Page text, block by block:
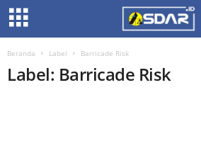
Beranda Label Barricade Risk
Label: Barricade Risk